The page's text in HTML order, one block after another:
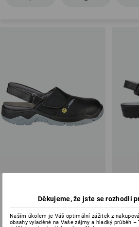
od 1 761,76 Kč
(vč. DPH) od 5 pár
od 1
(vč.
Děkujeme, že jste se rozhodli
Naším úkolem je Váš optimální zážitek z
obsahy vyladěné na Vaše zájmy a hladký průběh